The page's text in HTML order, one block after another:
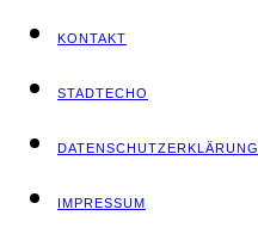
KON­TAKT
STADT­ECHO
DATEN­SCHUTZ­ER­KLÄ­RUNG
IMPRES­SUM